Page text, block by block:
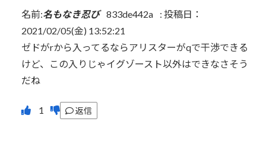
名前:名もなき忍び 833de442a : 投稿日：
2021/02/05(金) 13:52:21
ゼドがrから入ってるならアリスターがqで干渉できる
けど、この入りじゃイグゾースト以外はできなさそう
だね
返信